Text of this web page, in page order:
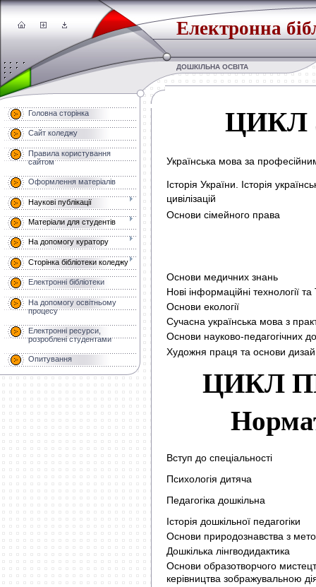
Електронна
ДОШКІЛЬНА ОСВІТА
Головна сторінка
Сайт коледжу
Правила користування
сайтом
Оформлення матеріалів
Наукові публікації
Матеріали для студентів
На допомогу куратору
Сторінка бібліотеки коледжу
Електронні бібліотеки
На допомогу освітньому
процесу
Електронні ресурси,
розроблені студентами
Опитування
ЦИКЛ
Українська мова за
Історія України
Історія
цивілізацій
Основи сімейного права
Основи медичних знань
Нові інформаційні технології
Основи екології
Сучасна українська мова з
Основи науково-педагогічних
Художня праця та основи
ЦИКЛ
Вступ до спеціальності
Психологія дитяча
Педагогіка дошкільна
Історія дошкільної педагогіки
Основи природознавства з
Дошкілька лінгводидактика
Основи образотворчого
керівництва зображувальною